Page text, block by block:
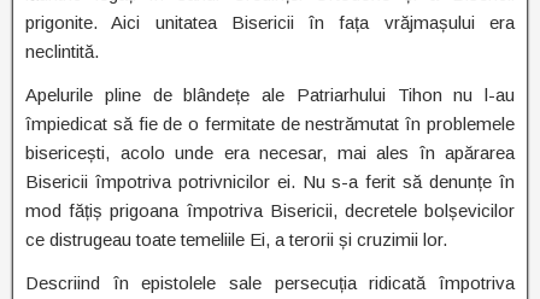
prigonite. Aici unitatea Bisericii în fața vrăjmașului era
neclintită.
Apelurile pline de blândețe ale Patriarhului Tihon nu l-au
împiedicat să fie de o fermitate de nestrămutat în problemele
bisericești, acolo unde era necesar, mai ales în apărarea
Bisericii împotriva potrivnicilor ei. Nu s-a ferit să denunțe în
mod fățiș prigoana împotriva Bisericii, decretele bolșevicilor
ce distrugeau toate temeliile Ei, a terorii și cruzimii lor.
Descriind în epistolele sale persecuția ridicată împotriva